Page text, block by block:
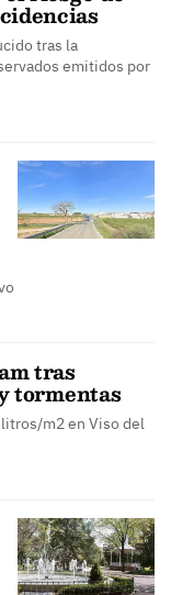
tras la
emitidos por
tras
tormentas
m2 en Viso del